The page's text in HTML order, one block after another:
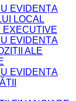
EVIDENȚA
LOCAL
EXECUTIVE
EVIDENȚA
ALE
EVIDENȚA